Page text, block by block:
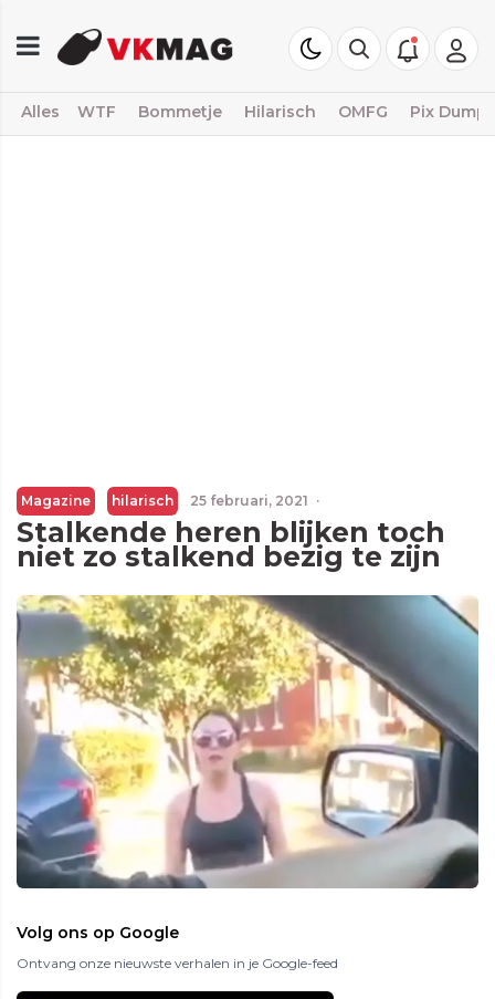
Alles WTF Bommetje Hilarisch OMFG Pix Dump
Magazine hilarisch 25 februari, 2021 ·
Stalkende heren blijken toch
niet zo stalkend bezig te zijn
Volg ons op Google
Ontvang onze nieuwste verhalen in je Google-feed